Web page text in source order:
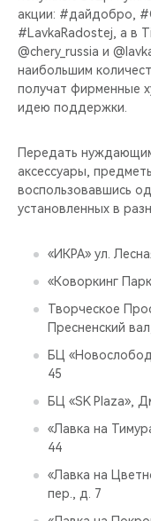
акции: #дайдобро,
#LavkaRadostej, а в
@chery_russia и
наибольшим
получат фирменные
идею поддержки.
Передать
аксессуары,
воспользовавшись
установленных в
«ИКРА» ул.
«Коворкинг
Творческое
Пресненский
БЦ
45
БЦ «SK Plaza»,
«Лавка на
44
«Лавка на
пер., д. 7